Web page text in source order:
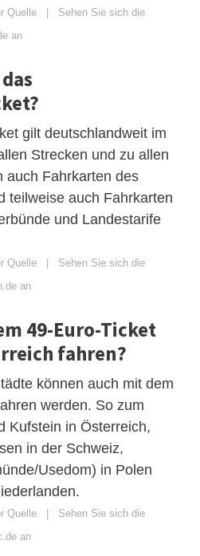
Quelle | Sehen Sie sich die
an
gilt deutschlandweit im
Strecken und zu allen
auch Fahrkarten des
teilweise auch Fahrkarten
und Landestarife
Quelle | Sehen Sie sich die
an
49-Euro-Ticket
fahren?
können auch mit dem
werden. So zum
Kufstein in Österreich,
in der Schweiz,
Usedom) in Polen
Quelle | Sehen Sie sich die
an